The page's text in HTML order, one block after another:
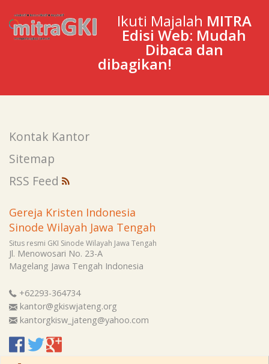
Ikuti Majalah MITRA
Edisi Web: Mudah
Dibaca dan
dibagikan!
Kontak Kantor
Sitemap
RSS Feed
Gereja Kristen Indonesia
Sinode Wilayah Jawa Tengah
Situs resmi GKI Sinode Wilayah Jawa Tengah
Jl. Menowosari No. 23-A
Magelang Jawa Tengah Indonesia
+62293-364734
kantor@gkiswjateng.org
kantorgkisw_jateng@yahoo.com